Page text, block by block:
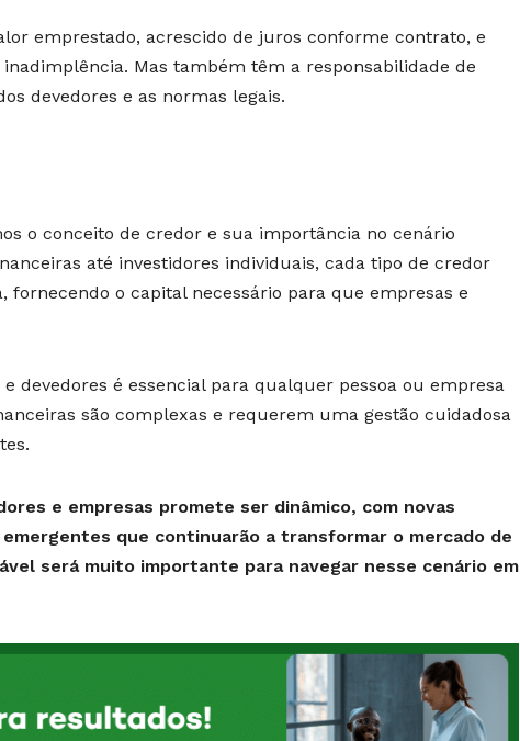
emprestado, acrescido de juros conforme contrato, e
Mas também têm a responsabilidade de
devedores e as normas legais.
o conceito de credor e sua importância no cenário
até investidores individuais, cada tipo de credor
fornecendo o capital necessário para que empresas e
devedores é essencial para qualquer pessoa ou empresa
são complexas e requerem uma gestão cuidadosa
e empresas promete ser dinâmico, com novas
que continuarão a transformar o mercado de
será muito importante para navegar nesse cenário em